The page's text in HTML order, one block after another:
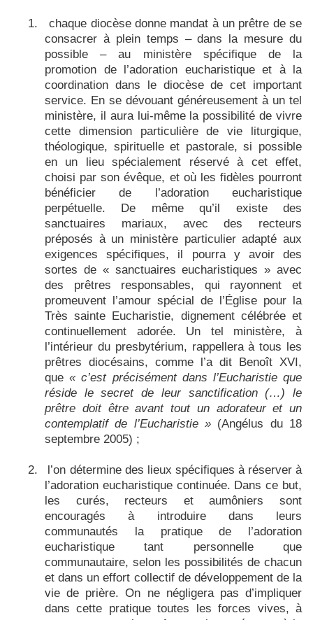
1.
chaque diocèse donne mandat à un prêtre de se
consacrer à plein temps – dans la mesure du
possible – au ministère spécifique de la
promotion de l’adoration eucharistique et à la
coordination dans le diocèse de cet important
service. En se dévouant généreusement à un tel
ministère, il aura lui-même la possibilité de vivre
cette dimension particulière de vie liturgique,
théologique, spirituelle et pastorale, si possible
en un lieu spécialement réservé à cet effet,
choisi par son évêque, et où les fidèles pourront
bénéficier de l’adoration eucharistique
perpétuelle. De même qu’il existe des
sanctuaires mariaux, avec des recteurs
préposés à un ministère particulier adapté aux
exigences spécifiques, il pourra y avoir des
sortes de « sanctuaires eucharistiques » avec
des prêtres responsables, qui rayonnent et
promeuvent l’amour spécial de l’Église pour la
Très sainte Eucharistie, dignement célébrée et
continuellement adorée. Un tel ministère, à
l’intérieur du presbytérium, rappellera à tous les
prêtres diocésains, comme l’a dit Benoît XVI,
que« c’est précisément dans l’Eucharistie que
réside le secret de leur sanctification (…) le
prêtre doit être avant tout un adorateur et un
contemplatif de l’Eucharistie » (Angélus du 18
septembre 2005) ;
2.
l’on détermine des lieux spécifiques à réserver à
l’adoration eucharistique continuée. Dans ce but,
les curés, recteurs et aumôniers sont
encouragés à introduire dans leurs
communautés la pratique de l’adoration
eucharistique tant personnelle que
communautaire, selon les possibilités de chacun
et dans un effort collectif de développement de la
vie de prière. On ne négligera pas d’impliquer
dans cette pratique toutes les forces vives, à